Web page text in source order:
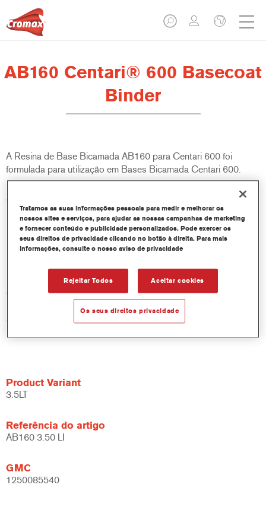
AB160 Centari® 600 Basecoat
Binder
A Resina de Base Bicamada AB160 para Centari 600 foi
formulada para utilização em Bases Bicamada Centari 600.
Características do produto
Product Variant
18LT
Referência do artigo
AB160 18.00 LI
GMC
Product Variant
3.5LT
Referência do artigo
AB160 3.50 LI
GMC
1250085540
Tratamos as suas informações pessoais para medir e melhorar os
nossos sites e serviços, para ajudar as nossas campanhas de marketing
e fornecer conteúdo e publicidade personalizados. Pode exercer os
seus direitos de privacidade clicando no botão à direita. Para mais
informações, consulte o nosso aviso de privacidade
Rejeitar Todos Aceitar cookies
Os seus direitos privacidade